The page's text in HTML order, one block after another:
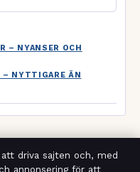
– NYANSER OCH
– NYTTIGARE ÄN
driva sajten och, med
annonsering för att